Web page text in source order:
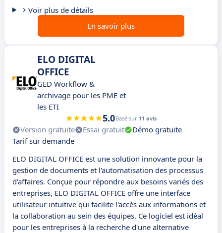
Voir plus de détails
En savoir plus
ELO DIGITAL
OFFICE
GED Workflow &
archivage pour les PME et
les ETI
5.0Basé sur 11 avis
Version gratuite Essai gratuit
Démo gratuite
Tarif sur demande
ELO DIGITAL OFFICE est une solution innovante pour la
gestion de documents et l'automatisation des processus
d'affaires. Conçue pour répondre aux besoins variés des
entreprises, ELO DIGITAL OFFICE offre une interface
utilisateur intuitive qui facilite l'accès aux informations et
la collaboration au sein des équipes. Ce logiciel est idéal
pour les entreprises à la recherche d'une alternative